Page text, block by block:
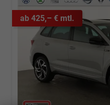
ab 425,– € mtl.